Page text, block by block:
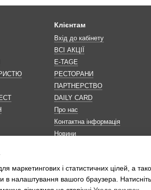
Клієнтам
Вхід до кабінету
ВСІ АКЦІЇ
E-TAGE
РЕСТОРАНИ
ПАРТНЕРСТВО
DAILY CARD
Про нас
Контактна інформація
Новини
маркетингових і статистичних цілей, а
в налаштування вашого браузера.